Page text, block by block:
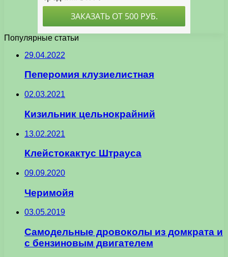
Популярные статьи
29.04.2022
Пеперомия клузиелистная
02.03.2021
Кизильник цельнокрайний
13.02.2021
Клейстокактус Штрауса
09.09.2020
Черимойя
03.05.2019
Самодельные дровоколы из домкрата и
с бензиновым двигателем